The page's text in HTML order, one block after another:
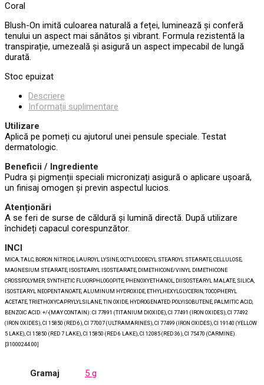
Coral
Blush-On imită culoarea naturală a feței, luminează și conferă
tenului un aspect mai sănătos și vibrant. Formula rezistentă la
transpirație, umezeală și asigură un aspect impecabil de lungă
durată.
Stoc epuizat
Descriere
Informații suplimentare
Utilizare
Aplică pe pomeți cu ajutorul unei pensule speciale. Testat
dermatologic.
Beneficii / Ingrediente
Pudra și pigmenții speciali micronizați asigură o aplicare ușoară,
un finisaj omogen și previn aspectul lucios.
Atenționări
A se feri de surse de căldură și lumină directă. După utilizare
închideți capacul corespunzător.
INCI
MICA, TALC, BORON NITRIDE, LAUROYL LYSINE, OCTYLDODECYL STEAROYL STEARATE, CELLULOSE,
MAGNESIUM STEARATE, ISOSTEARYL ISOSTEARATE, DIMETHICONE/VINYL DIMETHICONE
CROSSPOLYMER, SYNTHETIC FLUORPHLOGOPITE, PHENOXYETHANOL, DIISOSTEARYL MALATE, SILICA,
ISOSTEARYL NEOPENTANOATE, ALUMINUM HYDROXIDE, ETHYLHEXYLGLYCERIN, TOCOPHERYL
ACETATE, TRIETHOXYCAPRYLYLSILANE, TIN OXIDE, HYDROGENATED POLYISOBUTENE, PALMITIC ACID,
BENZOIC ACID. +/-(MAY CONTAIN): CI 77891 (TITANIUM DIOXIDE), CI 77491 (IRON OXIDES), CI 77492
(IRON OXIDES), CI 15850 (RED 6), CI 77007 (ULTRAMARINES), CI 77499 (IRON OXIDES), CI 19140 (YELLOW
5 LAKE), CI 15850 (RED 7 LAKE), CI 15850 (RED 6 LAKE), CI 12085 (RED 36), CI 75470 (CARMINE).
[31000244.00]
Gramaj 5 g